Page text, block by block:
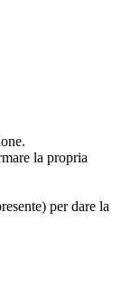
la propria
per dare la